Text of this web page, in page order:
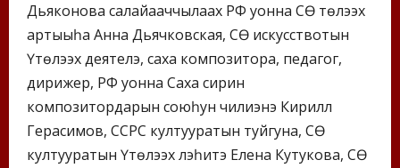
Дьяконова салайааччылаах РФ уонна СӨ үтүөлээх
артыыһа Анна Дьячковская, СӨ искусствотын
Үтүөлээх деятелэ, саха композитора, педагог,
дирижер, РФ уонна Саха сирин
композитордарын союһун чилиэнэ Кирилл
Герасимов, ССРС култууратын туйгуна, СӨ
култууратын Үтүөлээх үлэһитэ Елена Кутукова, СӨ